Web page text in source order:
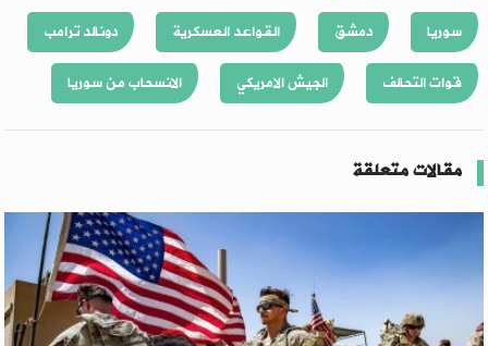
سوريا دمشق القواعد العسكرية
دونالد ترامب
قوات التحالف
الجيش الامريكي الانسحاب من سوريا
مقالات متعلقة